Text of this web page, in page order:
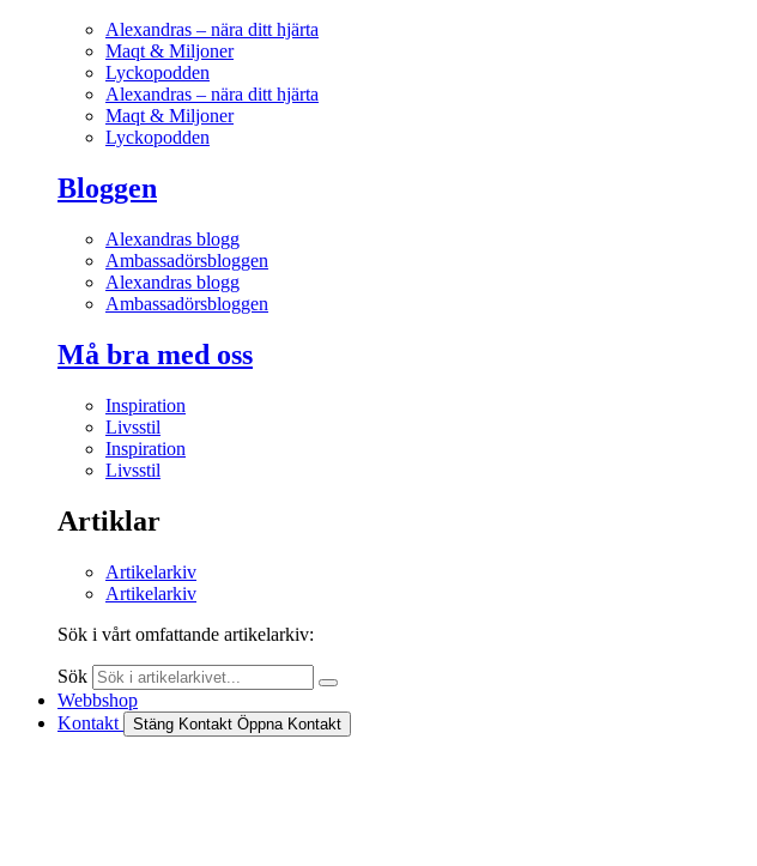
Alexandras – nära ditt hjärta
Maqt & Miljoner
Lyckopodden
Alexandras – nära ditt hjärta
Maqt & Miljoner
Lyckopodden
Bloggen
Alexandras blogg
Ambassadörsbloggen
Alexandras blogg
Ambassadörsbloggen
Må bra med oss
Inspiration
Livsstil
Inspiration
Livsstil
Artiklar
Artikelarkiv
Artikelarkiv
Sök i vårt omfattande artikelarkiv:
Sök
Webbshop
Kontakt
Stäng Kontakt Öppna Kontakt